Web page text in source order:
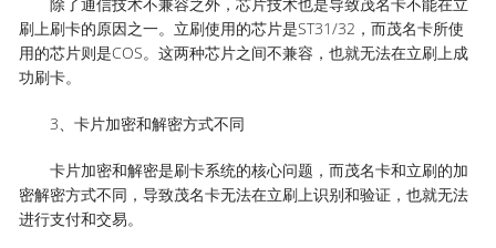
刷上刷卡的原因之一。立刷使用的芯片是ST31/32，而茂名卡所使
用的芯片则是COS。这两种芯片之间不兼容，也就无法在立刷上成
功刷卡。
3、卡片加密和解密方式不同
卡片加密和解密是刷卡系统的核心问题，而茂名卡和立刷的加
密解密方式不同，导致茂名卡无法在立刷上识别和验证，也就无法
进行支付和交易。